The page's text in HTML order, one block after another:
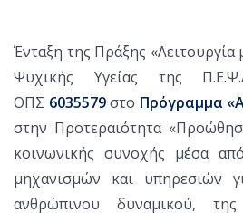
Ένταξη της Πράξης
Ψυχικής Υγείας της
ΟΠΣ 6035579στο Πρόγραμμα
στην Προτεραιότητα
κοινωνικής συνοχής μέσα
μηχανισμών και υπηρεσιών
ανθρώπινου δυναμικού,